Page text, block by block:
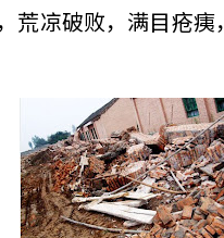
凉破败，满目疮痍，